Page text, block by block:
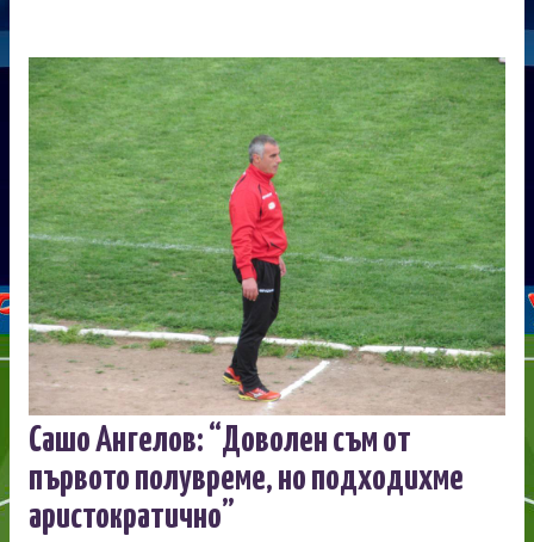
Сашо Ангелов: “Доволен съм от
първото полувреме, но подходихме
аристократично”